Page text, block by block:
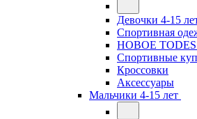
Девочки 4-15
Спортивная
НОВОЕ TODES
Спортивные
Кроссовки
Аксессуары
Мальчики 4-15 лет